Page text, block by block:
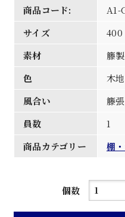
商品コード:
A1-
サイズ
素材
籐製
色
木
風合い
籐
員数
1
商品カテゴリー
棚
個数
木